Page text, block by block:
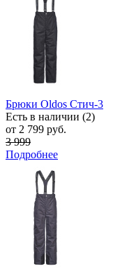
Брюки Oldos Стич-3
Есть в наличии (2)
от 2 799 руб.
3 999
Подробнее